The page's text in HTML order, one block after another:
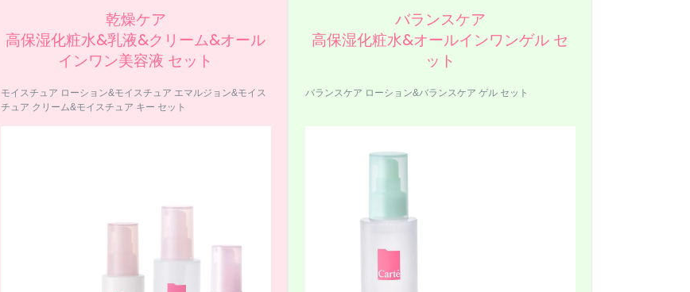
乾燥ケア
高保湿化粧水&乳液&クリーム&オール
インワン美容液 セット
モイスチュア ローション&モイスチュア エマルジョン&モイス
チュア クリーム&モイスチュア キー セット
バランスケア
高保湿化粧水&オールインワンゲル セ
ット
バランスケア ローション&バランスケア ゲル セット